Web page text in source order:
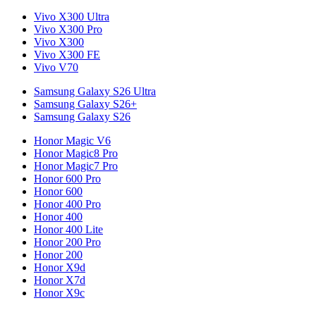
Vivo X300 Ultra
Vivo X300 Pro
Vivo X300
Vivo X300 FE
Vivo V70
Samsung Galaxy S26 Ultra
Samsung Galaxy S26+
Samsung Galaxy S26
Honor Magic V6
Honor Magic8 Pro
Honor Magic7 Pro
Honor 600 Pro
Honor 600
Honor 400 Pro
Honor 400
Honor 400 Lite
Honor 200 Pro
Honor 200
Honor X9d
Honor X7d
Honor X9c